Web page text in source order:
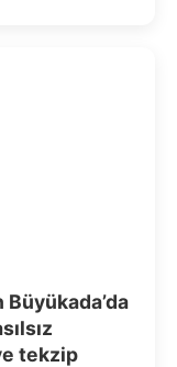
Büyükada’da
tekzip